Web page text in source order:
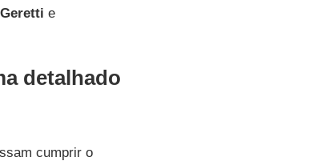
e
detalhado
cumprir o